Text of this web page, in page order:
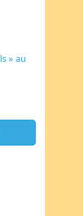
» au